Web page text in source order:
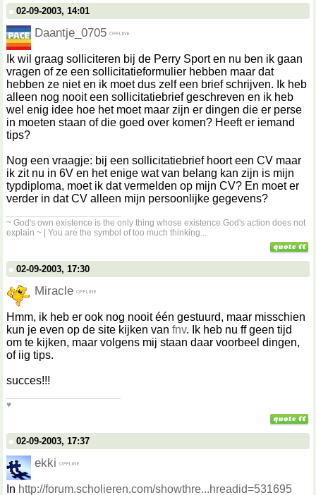
02-09-2003, 14:01
Daantje_0705
Ik wil graag solliciteren bij de Perry Sport en nu ben ik gaan
vragen of ze een sollicitatieformulier hebben maar dat
hebben ze niet en ik moet dus zelf een brief schrijven. Ik heb
alleen nog nooit een sollicitatiebrief geschreven en ik heb
wel enig idee hoe het moet maar zijn er dingen die er perse
in moeten staan of die goed over komen? Heeft er iemand
tips?
Nog een vraagje: bij een sollicitatiebrief hoort een CV maar
ik zit nu in 6V en het enige wat van belang kan zijn is mijn
typdiploma, moet ik dat vermelden op mijn CV? En moet er
verder in dat CV alleen mijn persoonlijke gegevens?
~ God's own existence is the only thing whose existence God's action does not
explain ~ | You are the symbol of too much thinking...
02-09-2003, 17:30
Miracle
Hmm, ik heb er ook nog nooit één gestuurd, maar misschien
kun je even op de site kijken van fnv. Ik heb nu ff geen tijd
om te kijken, maar volgens mij staan daar voorbeel dingen,
of iig tips.
succes!!!
♥
02-09-2003, 17:37
ekki
In http://forum.scholieren.com/showthre...hreadid=531695